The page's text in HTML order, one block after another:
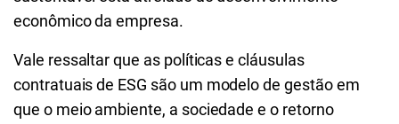
econômico da empresa.
Vale ressaltar que as políticas e cláusulas
contratuais de ESG são um modelo de gestão em
que o meio ambiente, a sociedade e o retorno